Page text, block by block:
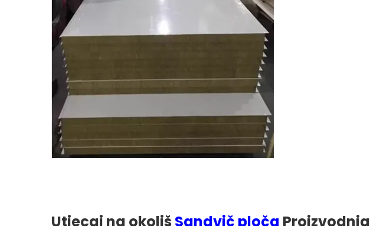
Utjecaj na okoliš Sandvič ploča Proizvodnja